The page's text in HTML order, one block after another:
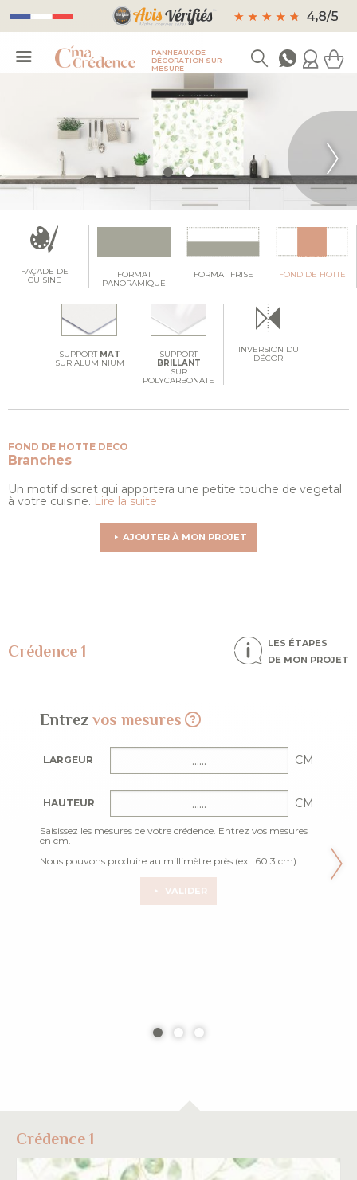
PANNEAUX DE
DÉCORATION SUR
MESURE
FAÇADE DE
CUISINE
FORMAT
PANORAMIQUE
FORMAT FRISE FOND DE HOTTE
SUPPORT MAT
SUR ALUMINIUM
SUPPORT
BRILLANT
SUR
POLYCARBONATE
INVERSION DU
DÉCOR
FOND DE HOTTE DECO
Branches
Un motif discret qui apportera une petite touche de vegetal
à votre cuisine. Lire la suite
AJOUTER À MON PROJET
Crédence 1
LES ÉTAPES
DE MON PROJET
Entrez vos mesures
LARGEUR CM
HAUTEUR CM
Saisissez les mesures de votre crédence. Entrez vos mesures
en cm.
Nous pouvons produire au millimètre près (ex : 60.3 cm).
VALIDER
Crédence 1